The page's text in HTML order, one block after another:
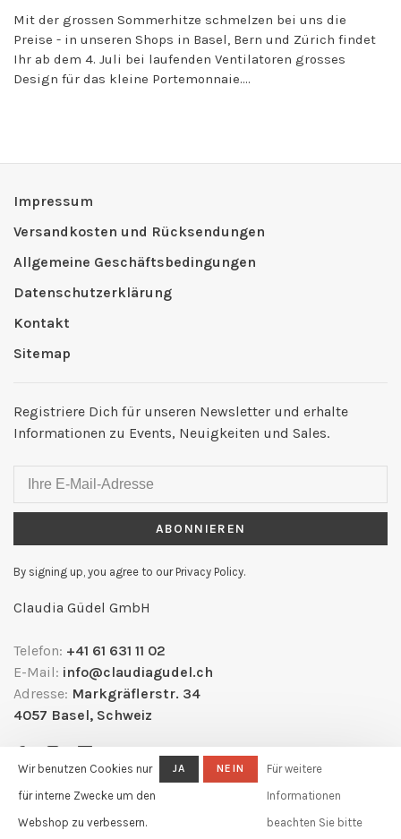
Mit der grossen Sommerhitze schmelzen bei uns die
Preise - in unseren Shops in Basel, Bern und Zürich findet
Ihr ab dem 4. Juli bei laufenden Ventilatoren grosses
Design für das kleine Portemonnaie....
Impressum
Versandkosten und Rücksendungen
Allgemeine Geschäftsbedingungen
Datenschutzerklärung
Kontakt
Sitemap
Registriere Dich für unseren Newsletter und erhalte
Informationen zu Events, Neuigkeiten und Sales.
ABONNIEREN
By signing up, you agree to our Privacy Policy.
Claudia Güdel GmbH
Telefon: +41 61 631 11 02
E-Mail: info@claudiagudel.ch
Adresse: Markgräflerstr. 34
4057 Basel, Schweiz
Wir benutzen Cookies nur
für interne Zwecke um den
Webshop zu verbessern.
JA NEIN
Für weitere
Informationen
beachten Sie bitte